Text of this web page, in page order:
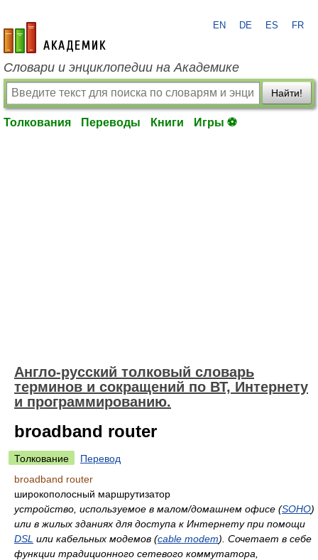
academic.ru
EN DE ES FR
Словари и энциклопедии на Академике
Найти!
Толкования Переводы Книги Игры ⚽
Англо-русский толковый словарь
терминов и сокращений по ВТ, Интернету
и программированию.
broadband router
Толкование
Перевод
broadband router
широкополосный маршрутизатор
устройство, используемое в малом/домашнем офисе (SOHO)
или в жилых зданиях для доступа к Интернету при помощи
DSL или кабельных модемов (cable modem). Сочетает в себе
функции традиционного сетевого коммутатора,